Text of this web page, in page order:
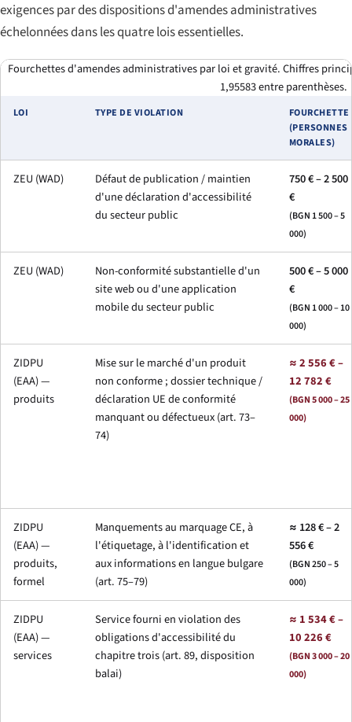
exigences par des dispositions d'amendes administratives
échelonnées dans les quatre lois essentielles.
Fourchettes d'amendes administratives par loi et gravité. Chiffres
1,95583 entre parenthèses.
LOI TYPE DE VIOLATION
FOURCHETTE
(PERSONNES
MORALES)
ZEU (WAD)
Défaut de publication / maintien
d'une déclaration d'accessibilité
du secteur public
750 € – 2 500
€
(BGN 1 500 – 5
000)
ZEU (WAD)
Non-conformité substantielle d'un
site web ou d'une application
mobile du secteur public
500 € – 5 000
€
(BGN 1 000 – 10
000)
ZIDPU
(EAA) —
produits
Mise sur le marché d'un produit
non conforme ; dossier technique /
déclaration UE de conformité
manquant ou défectueux (art. 73–
74)
≈ 2 556 € –
12 782 €
(BGN 5 000 – 25
000)
ZIDPU
(EAA) —
produits,
formel
Manquements au marquage CE, à
l'étiquetage, à l'identification et
aux informations en langue bulgare
(art. 75–79)
≈ 128 € – 2
556 €
(BGN 250 – 5
000)
ZIDPU
(EAA) —
services
Service fourni en violation des
obligations d'accessibilité du
chapitre trois (art. 89, disposition
balai)
≈ 1 534 € –
10 226 €
(BGN 3 000 – 20
000)